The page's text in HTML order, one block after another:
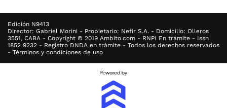
Edición N9413
Director: Gabriel Morini - Propietario: Nefir S.A. - Domicilio: Olleros
3551, CABA - Copyright © 2019 Ambito.com - RNPI En trámite - Issn
1852 9232 - Registro DNDA en trámite - Todos los derechos reservados
- Términos y condiciones de uso